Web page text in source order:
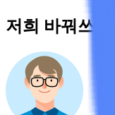
저희 바꿔쓰